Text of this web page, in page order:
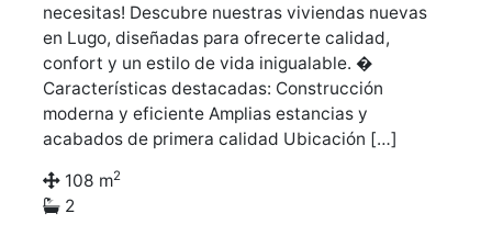
necesitas! Descubre nuestras viviendas nuevas
en Lugo, diseñadas para ofrecerte calidad,
confort y un estilo de vida inigualable. �
Características destacadas: Construcción
moderna y eficiente Amplias estancias y
acabados de primera calidad Ubicación […]
108 m2
2